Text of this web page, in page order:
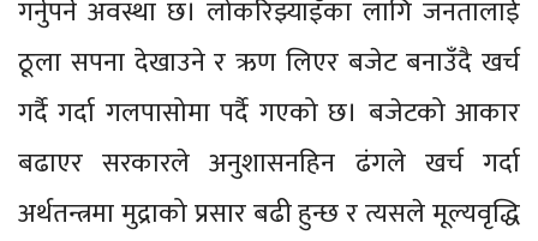
गर्नुपर्ने अवस्था छ। लोकरिझ्याइँका लागि जनतालाई
ठूला सपना देखाउने र ऋण लिएर बजेट बनाउँदै खर्च
गर्दै गर्दा गलपासोमा पर्दै गएको छ। बजेटको आकार
बढाएर सरकारले अनुशासनहिन ढंगले खर्च गर्दा
अर्थतन्त्रमा मुद्राको प्रसार बढी हुन्छ र त्यसले मूल्यवृद्धि